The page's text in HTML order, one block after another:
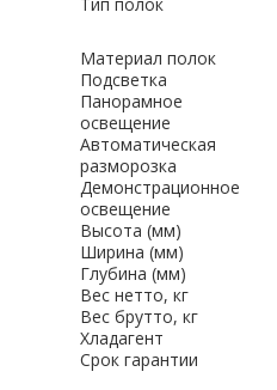
Материал полок
Подсветка
Панорамное
освещение
Автоматическая
разморозка
Демонстрационное
освещение
Высота (мм)
Ширина (мм)
Глубина (мм)
Вес нетто, кг
Вес брутто, кг
Хладагент
Срок гарантии